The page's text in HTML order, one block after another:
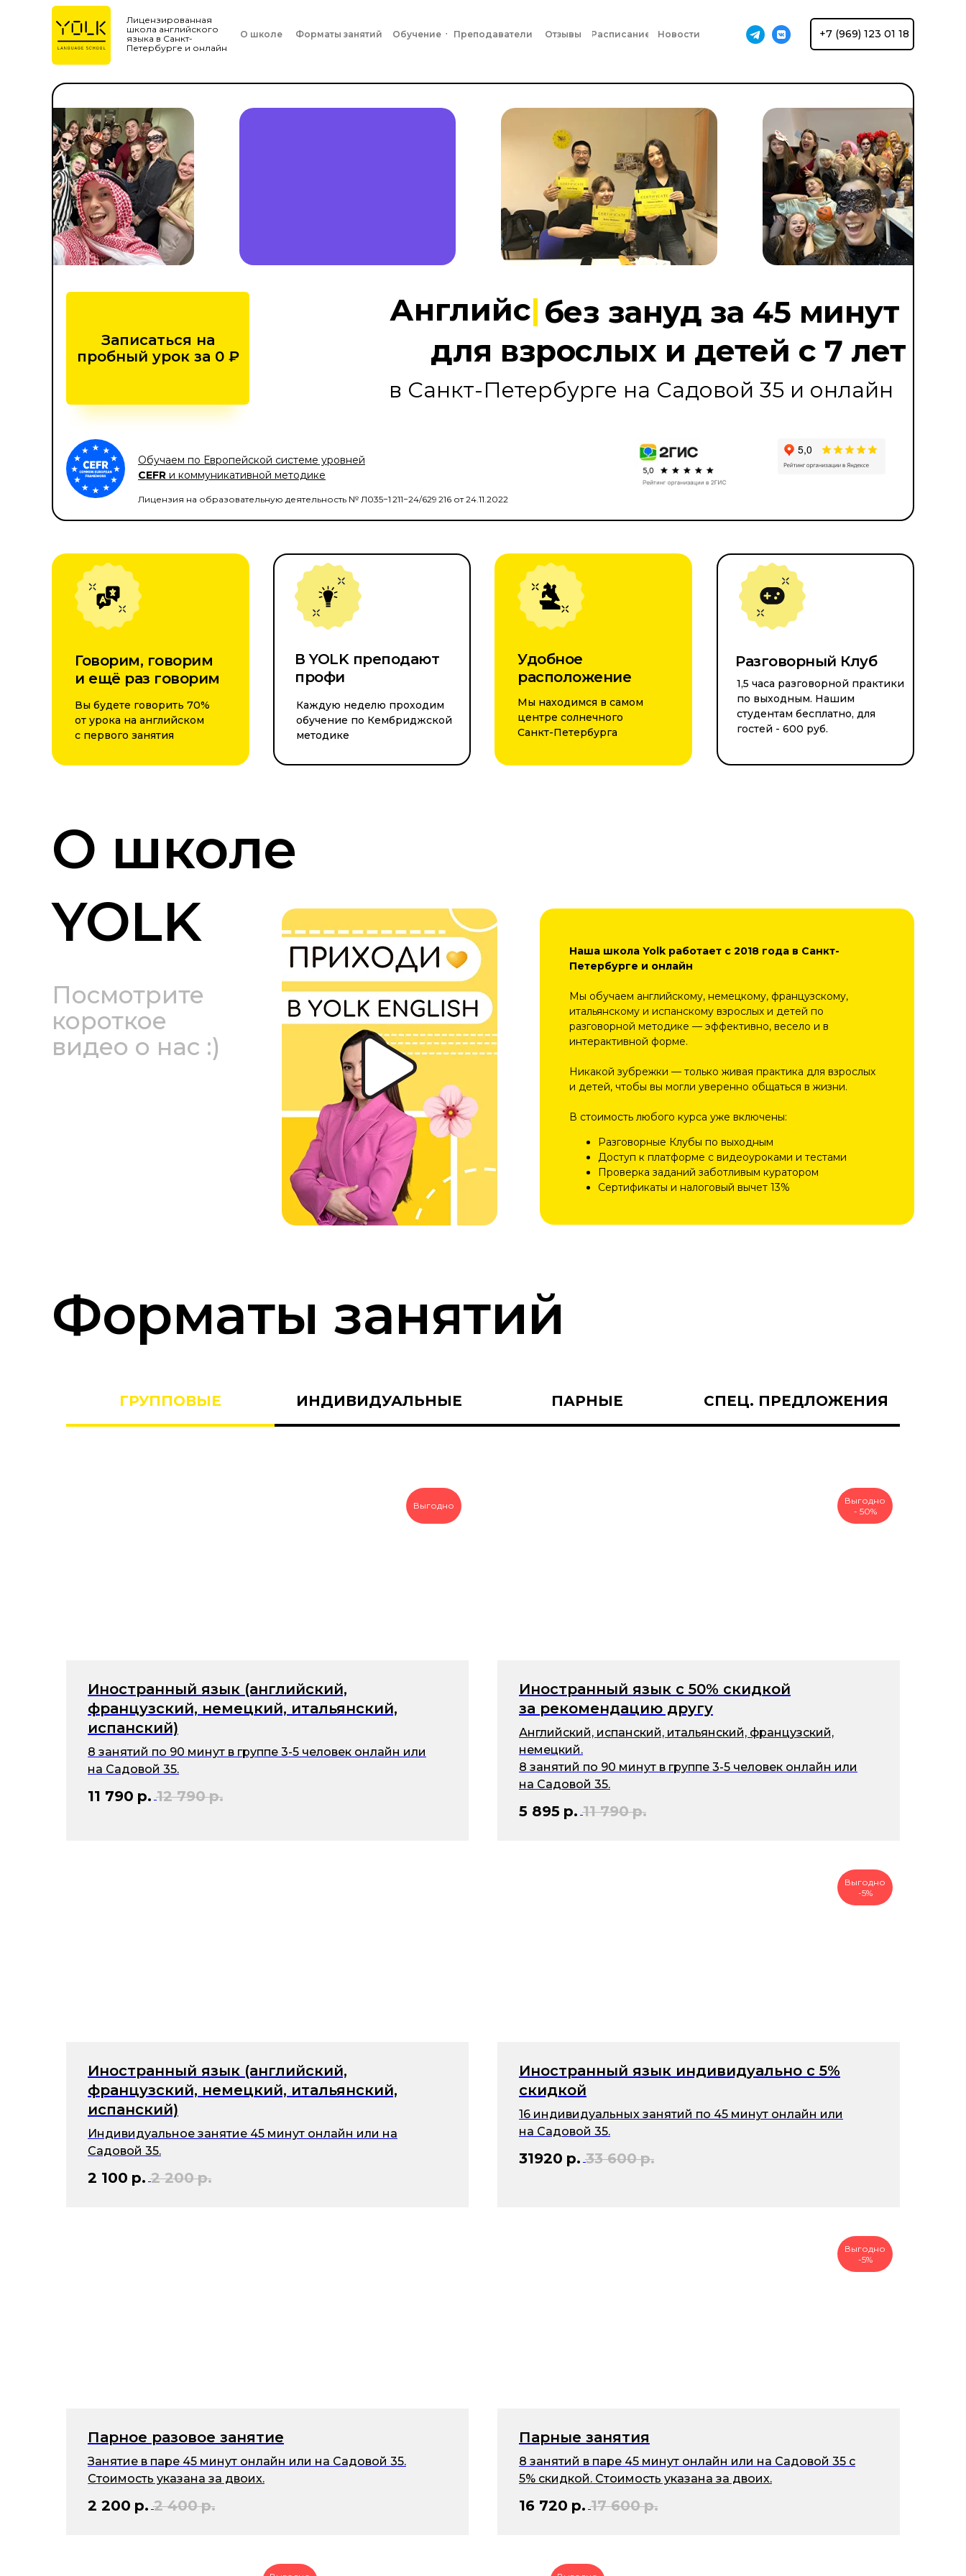
Лицензированная
школа английского
языка в Санкт-
Петербурге и онлайн
О школе Форматы занятий Обучение Отзывы Расписание Новости
Преподаватели +7 (969) 123 01 18
Английс| без зануд за 45 минут
для взрослых и детей с 7 лет
в Санкт-Петербурге на Садовой 35 и онлайн
Записаться на
пробный урок за 0 ₽
Обучаем по Европейской системе уровней
CEFR и коммуникативной методике
Лицензия на образовательную деятельность № Л035−1 211−24/629 216 от 24.11.2022
В YOLK преподают
профи
Разговорный Клуб
Мы находимся в самом
центре солнечного
Санкт-Петербурга
Удобное
расположение
Говорим, говорим
и ещё раз говорим
Вы будете говорить 70%
от урока на английском
с первого занятия
Каждую неделю проходим
обучение по Кембриджской
методике
1,5 часа разговорной практики
по выходным. Нашим
студентам бесплатно, для
гостей - 600 руб.
Наша школа Yolk работает с 2018 года в Санкт-
Петербурге и онлайн
Мы обучаем английскому, немецкому, французскому,
итальянскому и испанскому взрослых и детей по
разговорной методике — эффективно, весело и в
интерактивной форме.
Никакой зубрежки — только живая практика для взрослых
и детей, чтобы вы могли уверенно общаться в жизни.
В стоимость любого курса уже включены:
Разговорные Клубы по выходным
Доступ к платформе с видеоуроками и тестами
Проверка заданий заботливым куратором
Сертификаты и налоговый вычет 13%
Посмотрите
короткое
видео о нас :)
О школе
YOLK
Форматы занятий
ГРУППОВЫЕ ИНДИВИДУАЛЬНЫЕ ПАРНЫЕ СПЕЦ. ПРЕДЛОЖЕНИЯ
Выгодно
Иностранный язык (английский,
французский, немецкий, итальянский,
испанский)
8 занятий по 90 минут в группе 3-5 человек онлайн или
на Садовой 35.
11 790 р. 12 790 р.
Выгодно
- 50%
Иностранный язык с 50% скидкой
за рекомендацию другу
Английский, испанский, итальянский, французский,
немецкий.
8 занятий по 90 минут в группе 3-5 человек онлайн или
на Садовой 35.
5 895 р. 11 790 р.
Иностранный язык (английский,
французский, немецкий, итальянский,
испанский)
Индивидуальное занятие 45 минут онлайн или на
Садовой 35.
2 100 р. 2 200 р.
Выгодно
-5%
Иностранный язык индивидуально с 5%
скидкой
16 индивидуальных занятий по 45 минут онлайн или
на Садовой 35.
31920 р. 33 600 р.
Парное разовое занятие
Занятие в паре 45 минут онлайн или на Садовой 35.
Стоимость указана за двоих.
2 200 р. 2 400 р.
Выгодно
-5%
Парные занятия
8 занятий в паре 45 минут онлайн или на Садовой 35 c
5% скидкой. Стоимость указана за двоих.
16 720 р. 17 600 р.